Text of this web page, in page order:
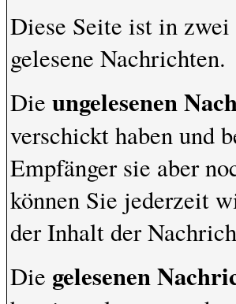
Diese Seite ist in
gelesene Nachrichten.
Die ungelesenen
verschickt haben und
Empfänger sie aber
können Sie jederzeit
der Inhalt der
Die gelesenen